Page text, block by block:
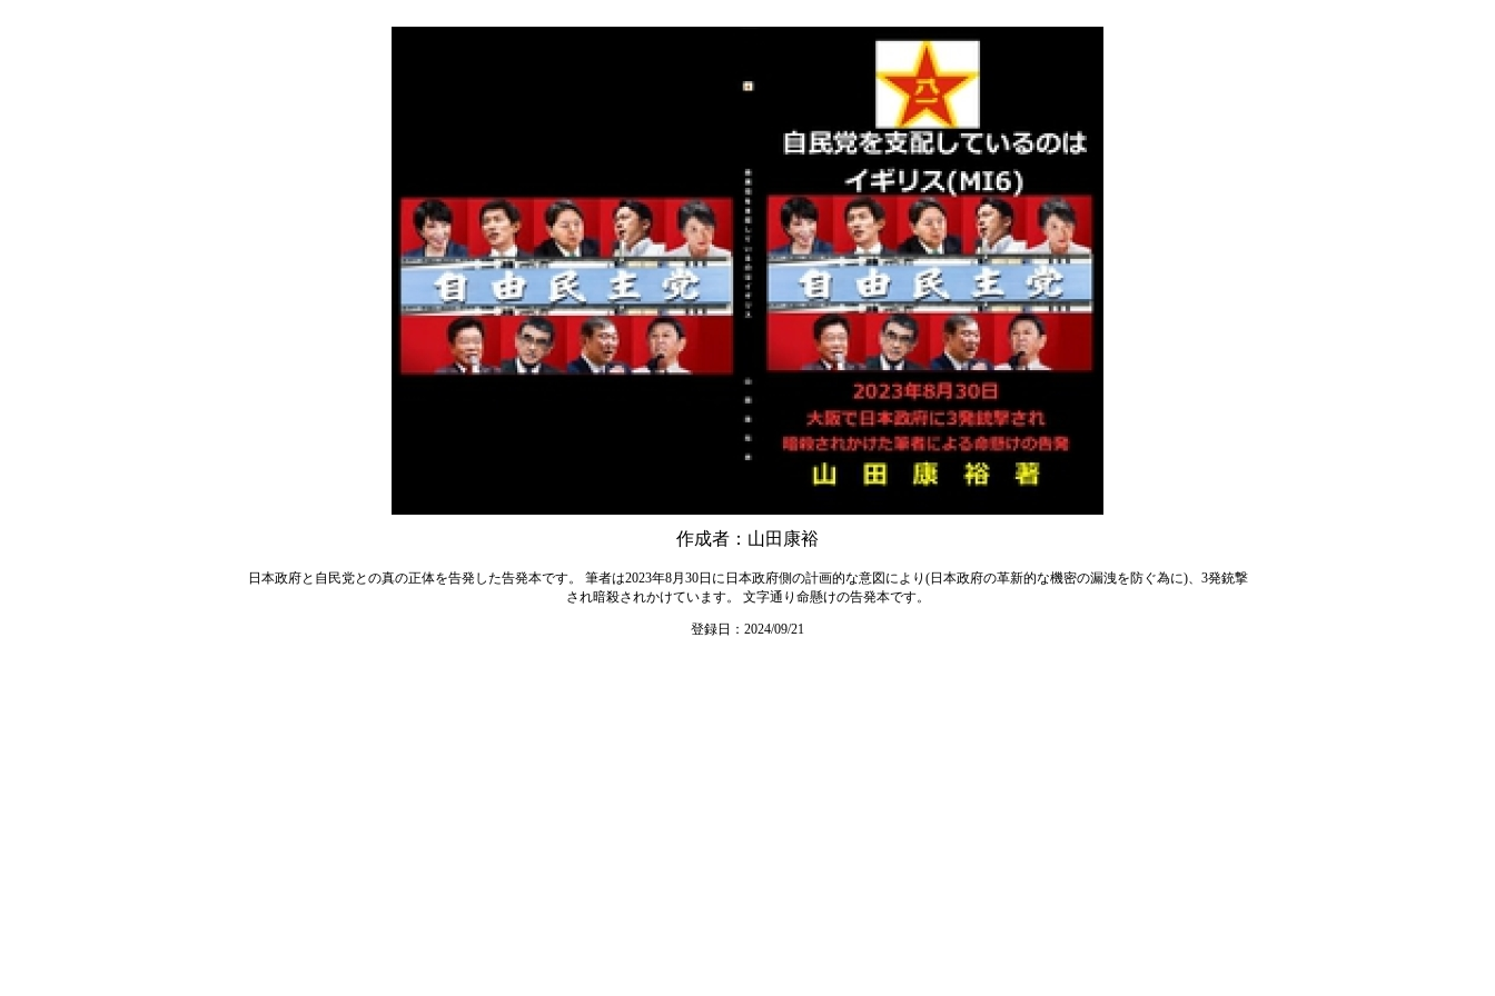
作成者：山田康裕
日本政府と自民党との真の正体を告発した告発本です。 筆者は2023年8月30日に日本政府側の計画的な意図により(日本政府の革新的な機密の漏洩を防ぐ為に)、3発銃撃
され暗殺されかけています。 文字通り命懸けの告発本です。
登録日：2024/09/21